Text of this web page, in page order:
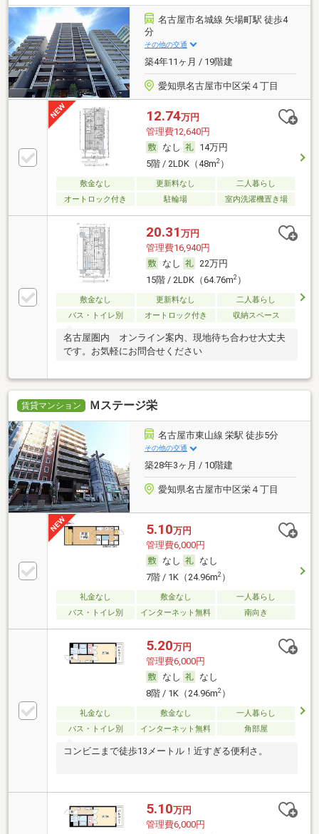
名古屋市名城線 矢場町駅 徒歩4
分
その他の交通
築4年11ヶ月 / 19階建
愛知県名古屋市中区栄４丁目
12.74万円
管理費12,640円
なし
14万円
5階 / 2LDK（48m2）
敷金なし 更新料なし
二人暮らし
オートロック付き
駐輪場 室内洗濯機置き場
20.31 万円
管理費16,940円
なし
22万円
15階 / 2LDK（64.76m2）
敷金なし 更新料なし
二人暮らし
バス・トイレ別
オートロック付き 収納スペース
名古屋圏内 オンライン案内、現地待ち合わせ大丈夫
です。お気軽にお問合せください
賃貸マンション Ｍステージ栄
名古屋市東山線 栄駅 徒歩5分
その他の交通
築28年3ヶ月 / 10階建
愛知県名古屋市中区栄４丁目
5.10万円
管理費6,000円
なし
なし
7階 / 1K（24.96m2）
礼金なし 敷金なし
一人暮らし
バス・トイレ別
インターネット無料 南向き
5.20万円
管理費6,000円
なし
なし
8階 / 1K（24.96m2）
礼金なし 敷金なし
一人暮らし
バス・トイレ別
インターネット無料 角部屋
コンビニまで徒歩13メートル！近すぎる便利さ。
5.10万円
管理費6,000円